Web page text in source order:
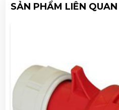
SẢN PHẨM LIÊN QUAN